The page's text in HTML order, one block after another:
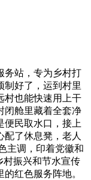
务站，专为乡村打
制好了，运到村里
村也能快速用上干
闭舱里藏着全套净
便民取水口，接上
配了休息凳，老人
主调，印着党徽和
村振兴和节水宣传
红色服务阵地。